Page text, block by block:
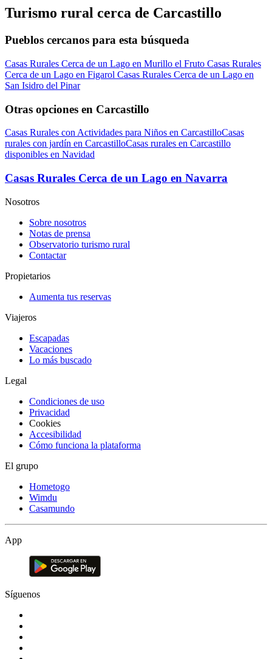
Turismo rural cerca de Carcastillo
Pueblos cercanos para esta búsqueda
Casas Rurales Cerca de un Lago en Murillo el Fruto Casas Rurales
Cerca de un Lago en Figarol Casas Rurales Cerca de un Lago en
San Isidro del Pinar
Otras opciones en Carcastillo
Casas Rurales con Actividades para Niños en CarcastilloCasas
rurales con jardín en CarcastilloCasas rurales en Carcastillo
disponibles en Navidad
Casas Rurales Cerca de un Lago en Navarra
Nosotros
Sobre nosotros
Notas de prensa
Observatorio turismo rural
Contactar
Propietarios
Aumenta tus reservas
Viajeros
Escapadas
Vacaciones
Lo más buscado
Legal
Condiciones de uso
Privacidad
Cookies
Accesibilidad
Cómo funciona la plataforma
El grupo
Hometogo
Wimdu
Casamundo
App
Síguenos